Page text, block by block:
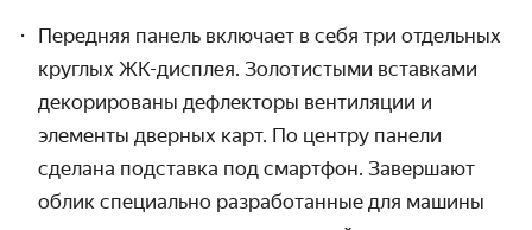
Передняя панель включает в себя три отдельных
круглых ЖК-дисплея. Золотистыми вставками
декорированы дефлекторы вентиляции и
элементы дверных карт. По центру панели
сделана подставка под смартфон. Завершают
облик специально разработанные для машины